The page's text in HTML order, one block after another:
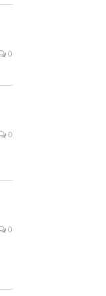
0
0
0